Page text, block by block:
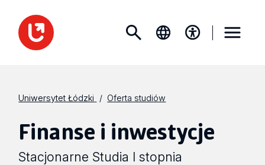
Uniwersytet Łódzki Oferta studiów
Finanse i inwestycje
Stacjonarne Studia I stopnia